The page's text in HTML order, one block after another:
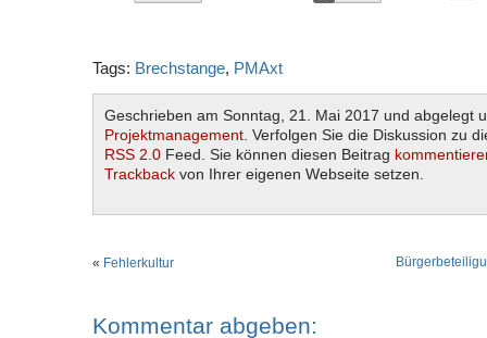
Tags: Brechstange, PMAxt
Geschrieben am Sonntag, 21. Mai 2017 und abgelegt
Projektmanagement . Verfolgen Sie die Diskussion zu
RSS 2.0 Feed. Sie können diesen Beitrag
Trackback von Ihrer eigenen Webseite setzen.
« Fehlerkultur
Kommentar abgeben: